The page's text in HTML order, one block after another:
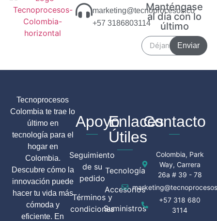
marketing@tecnoprocesos.co
+57 3186803114
Manténgase
al día con lo
último
Enviar
Tecnoprocesos
Colombia te trae lo
último en
tecnología para el
hogar en
Colombia.
Descubre cómo la
innovación puede
hacer tu vida más
cómoda y
eficiente. En
Apoyo
Seguimiento
de su
pedido
Términos y
condiciones
Enlaces
Útiles
Tecnología
Accesorios
Suministros
Contacto
Colombia, Park
Way, Carrera
26a # 39 - 78
+57 318 680
3114